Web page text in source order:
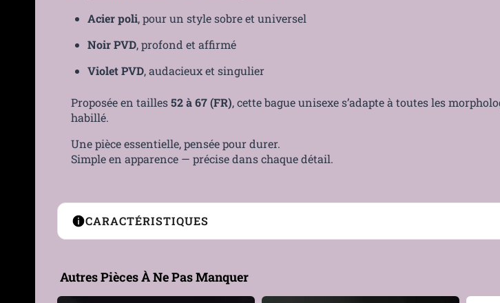
Acier poli, pour un style sobre et universel
Noir PVD, profond et affirmé
Violet PVD, audacieux et singulier
Proposée en tailles52 à 67 (FR), cette bague unisexe s’adapte à toutes les
habillé.
Une pièce essentielle, pensée pour durer.
Simple en apparence — précise dans chaque détail.
CARACTÉRISTIQUES
Genre Femme, Homme
Autres Pièces À Ne Pas Manquer